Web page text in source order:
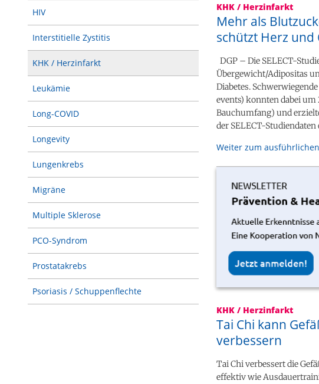
HIV
Interstitielle Zystitis
KHK / Herzinfarkt
Leukämie
Long-COVID
Longevity
Lungenkrebs
Migräne
Multiple Sklerose
PCO-Syndrom
Prostatakrebs
Psoriasis / Schuppenflechte
KHK / Herzinfarkt
Mehr als
schützt Herz und
DGP – Die SELECT-
Übergewicht/Adipositas
Diabetes.
events) konnten dabei
Bauchumfang) und
der SELECT-
Weiter zum
KHK / Herzinfarkt
Tai Chi kann
verbessern
Tai Chi verbessert die
effektiv wie